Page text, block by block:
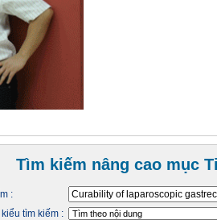
Tìm kiếm nâng cao mục
:
tìm kiếm :